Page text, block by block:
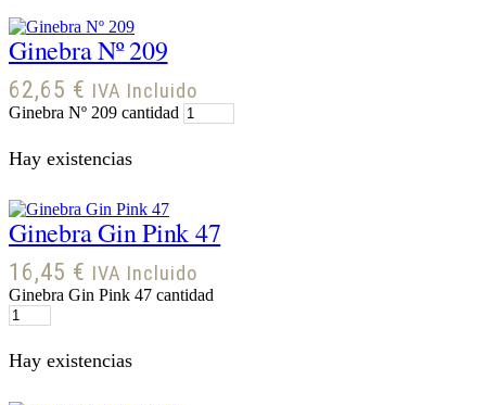
Ginebra Nº 209
62,65 € IVA Incluido
Ginebra Nº 209 cantidad
Hay existencias
Ginebra Gin Pink 47
16,45 € IVA Incluido
Ginebra Gin Pink 47 cantidad
Hay existencias